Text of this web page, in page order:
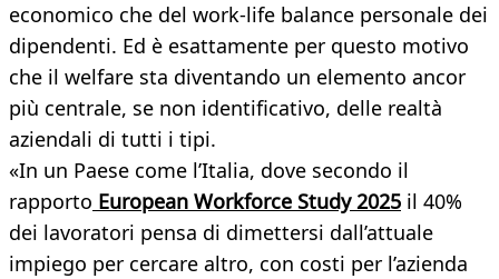
economico che del work-life balance personale dei
dipendenti. Ed è esattamente per questo motivo
che il welfare sta diventando un elemento ancor
più centrale, se non identificativo, delle realtà
aziendali di tutti i tipi.
«In un Paese come l’Italia, dove secondo il
rapporto European Workforce Study 2025 il 40%
dei lavoratori pensa di dimettersi dall’attuale
impiego per cercare altro, con costi per l’azienda